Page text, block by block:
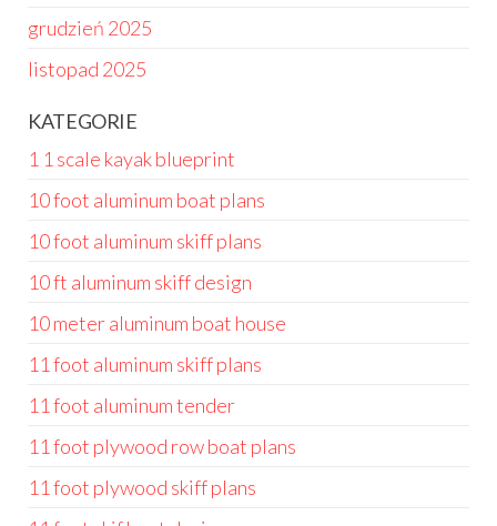
grudzień 2025
listopad 2025
KATEGORIE
1 1 scale kayak blueprint
10 foot aluminum boat plans
10 foot aluminum skiff plans
10 ft aluminum skiff design
10 meter aluminum boat house
11 foot aluminum skiff plans
11 foot aluminum tender
11 foot plywood row boat plans
11 foot plywood skiff plans